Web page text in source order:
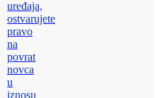
uređaja,
ostvarujete
pravo
na
povrat
novca
u
iznosu